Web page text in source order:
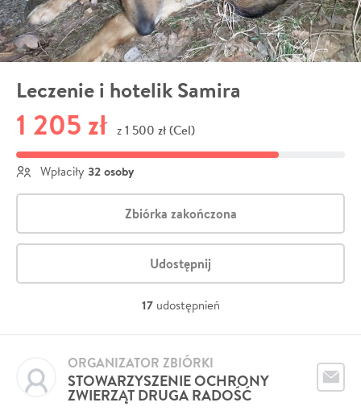
Leczenie i hotelik Samira
1 205 zł z 1 500 zł (Cel)
Wpłaciły 32 osoby
Zbiórka zakończona
Udostępnij
17 udostępnień
STOWARZYSZENIE OCHRONY
ZWIERZĄT DRUGA RADOŚĆ
ORGANIZATOR ZBIÓRKI